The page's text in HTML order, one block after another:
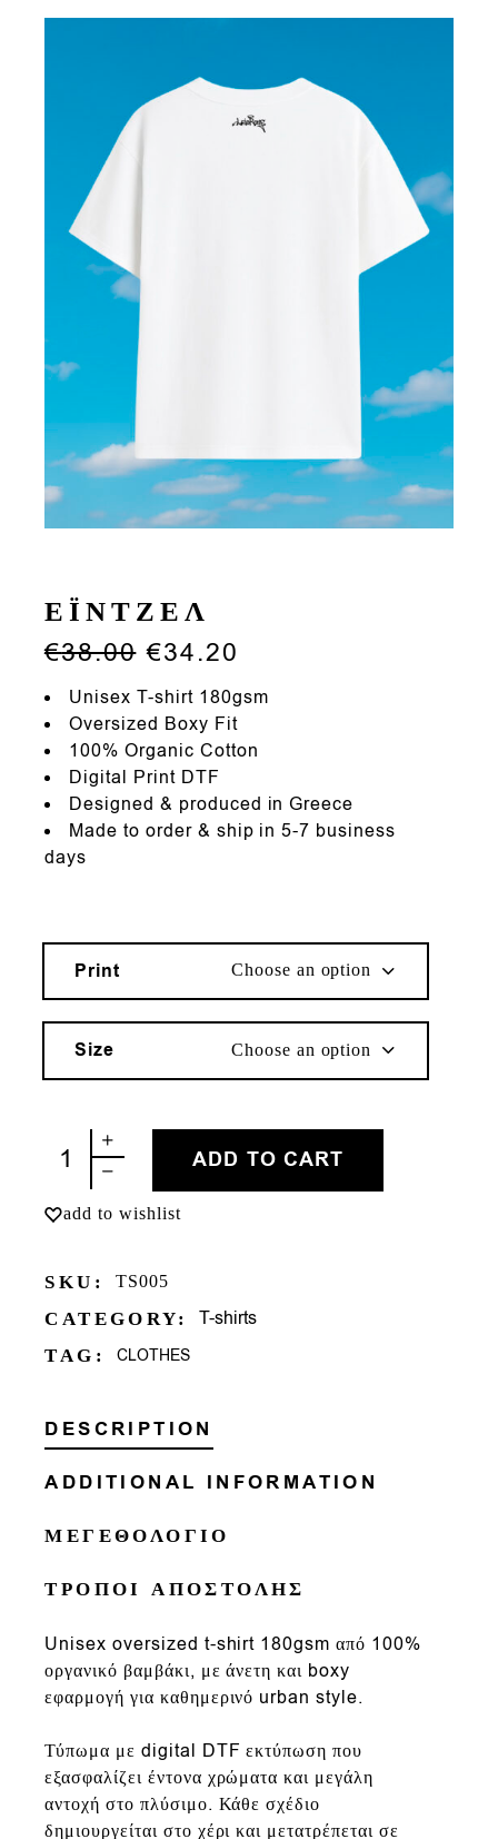
ΕΪΝΤΖΕΛ
€38.00 €34.20
Unisex T-shirt 180gsm
Oversized Boxy Fit
100% Organic Cotton
Digital Print DTF
Designed & produced in Greece
Made to order & ship in 5-7 business
days
Print Choose an option
Size Choose an option
ΕΪΝΤΖΕΛ quantity
ADD TO CART
add to wishlist
SKU: TS005
CATEGORY: T-shirts
TAG: CLOTHES
DESCRIPTION
ADDITIONAL INFORMATION
ΜΕΓΕΘΟΛΟΓΙΟ
ΤΡΟΠΟΙ ΑΠΟΣΤΟΛΗΣ
Unisex oversized t-shirt 180gsmαπό 100%
οργανικό βαμβάκι, με άνετη και boxy
εφαρμογή για καθημερινό urban style.
Τύπωμα με digital DTF εκτύπωση που
εξασφαλίζει έντονα χρώματα και μεγάλη
αντοχή στο πλύσιμο. Κάθε σχέδιο
δημιουργείται στο χέρι και μετατρέπεται σε